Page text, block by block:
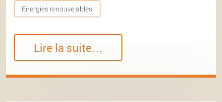
Energies renouvelables
Lire la suite…